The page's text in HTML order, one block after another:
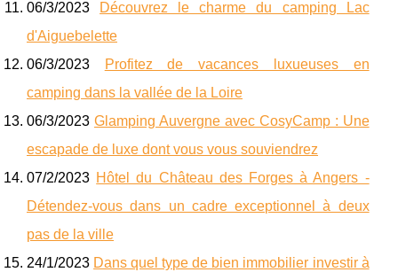
06/3/2023
Découvrez le charme du camping Lac
d'Aiguebelette
06/3/2023
Profitez de vacances luxueuses en
camping dans la vallée de la Loire
06/3/2023 Glamping Auvergne avec CosyCamp : Une
escapade de luxe dont vous vous souviendrez
07/2/2023 Hôtel du Château des Forges à Angers -
Détendez-vous dans un cadre exceptionnel à deux
pas de la ville
24/1/2023 Dans quel type de bien immobilier investir à